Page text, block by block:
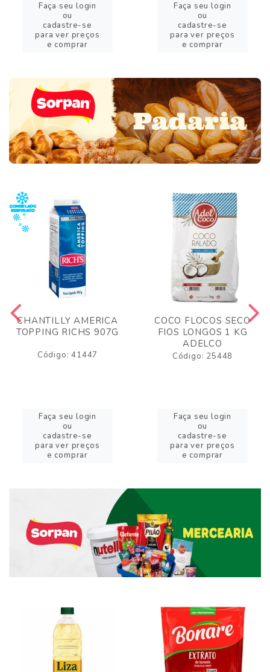
Faça seu login
ou
cadastre-se
para ver preços
e comprar
Faça seu login
ou
cadastre-se
para ver preços
e comprar
CHANTILLY AMERICA
TOPPING RICHS 907G
Código: 41447
Faça seu login
ou
cadastre-se
para ver preços
e comprar
COCO FLOCOS SECO
FIOS LONGOS 1 KG
ADELCO
Código: 25448
Faça seu login
ou
cadastre-se
para ver preços
e comprar